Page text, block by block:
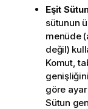
Eşit
sütunun
menüde
değil)
Komut,
göre
Sütun